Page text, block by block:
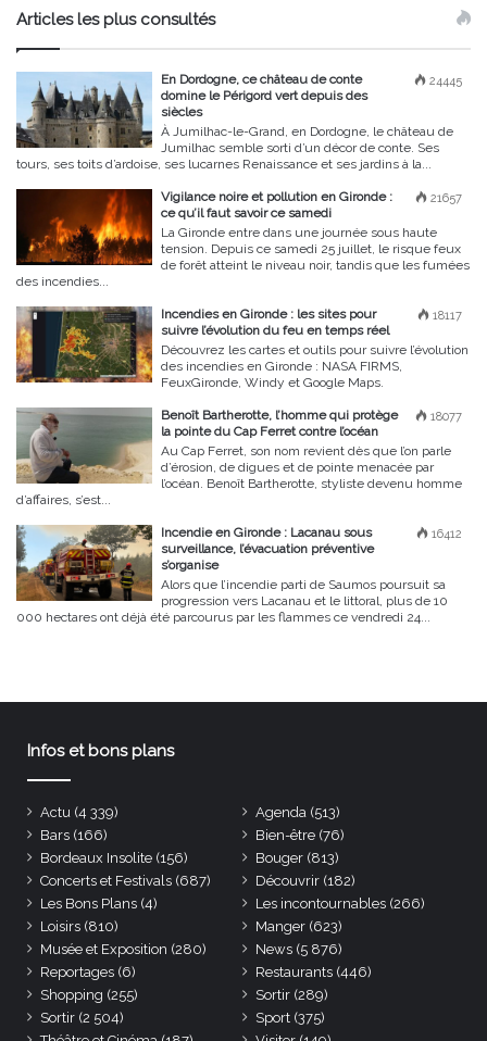
Articles les plus consultés
24445
En Dordogne, ce château de conte
domine le Périgord vert depuis des
siècles
À Jumilhac-le-Grand, en Dordogne, le château de
Jumilhac semble sorti d’un décor de conte. Ses
tours, ses toits d’ardoise, ses lucarnes Renaissance et ses jardins à la...
21657
Vigilance noire et pollution en Gironde :
ce qu’il faut savoir ce samedi
La Gironde entre dans une journée sous haute
tension. Depuis ce samedi 25 juillet, le risque feux
de forêt atteint le niveau noir, tandis que les fumées
des incendies...
18117
Incendies en Gironde : les sites pour
suivre l’évolution du feu en temps réel
Découvrez les cartes et outils pour suivre l’évolution
des incendies en Gironde : NASA FIRMS,
FeuxGironde, Windy et Google Maps.
18077
Benoît Bartherotte, l’homme qui protège
la pointe du Cap Ferret contre l’océan
Au Cap Ferret, son nom revient dès que l’on parle
d’érosion, de digues et de pointe menacée par
l’océan. Benoît Bartherotte, styliste devenu homme
d’affaires, s’est...
16412
Incendie en Gironde : Lacanau sous
surveillance, l’évacuation préventive
s’organise
Alors que l’incendie parti de Saumos poursuit sa
progression vers Lacanau et le littoral, plus de 10
000 hectares ont déjà été parcourus par les flammes ce vendredi 24...
Infos et bons plans
Actu (4 339) Agenda (513)
Bars (166) Bien-être (76)
Bordeaux Insolite (156) Bouger (813)
Concerts et Festivals (687) Découvrir (182)
Les Bons Plans (4) Les incontournables (266)
Loisirs (810) Manger (623)
Musée et Exposition (280) News (5 876)
Reportages (6) Restaurants (446)
Shopping (255) Sortir (289)
Sortir (2 504) Sport (375)